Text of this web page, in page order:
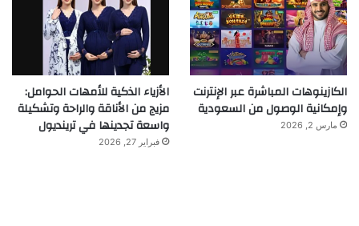
الكازينوهات المباشرة عبر الإنترنت
وإمكانية الوصول من السعودية
مارس 2, 2026
الأزياء الذكية للأمهات الحوامل:
مزيج من الأناقة والراحة وتشكيلة
واسعة تجدينها في ترينديول
فبراير 27, 2026